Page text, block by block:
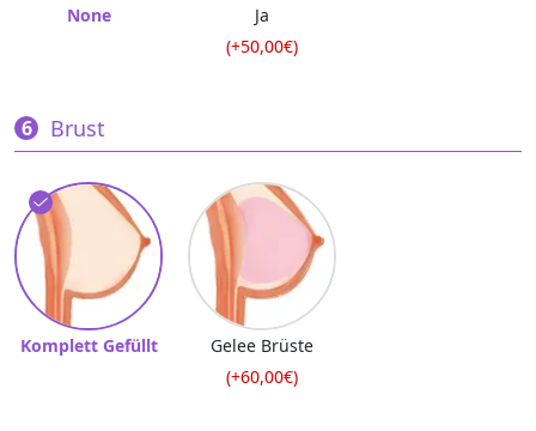
None
Ja
(+50,00€)
Brust
Komplett Gefüllt
Gelee Brüste
(+60,00€)